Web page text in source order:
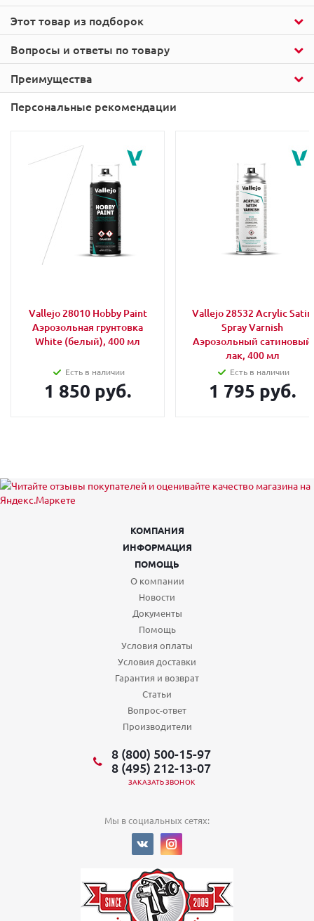
Этот товар из подборок
Вопросы и ответы по товару
Преимущества
Персональные рекомендации
Vallejo 28010 Hobby Paint
Аэрозольная грунтовка
White (белый), 400 мл
Есть в наличии
1 850 руб.
Vallejo 28532 Acrylic Satin
Spray Varnish
Аэрозольный сатиновый
лак, 400 мл
Есть в наличии
1 795 руб.
КОМПАНИЯ
ИНФОРМАЦИЯ
ПОМОЩЬ
О компании
Новости
Документы
Помощь
Условия оплаты
Условия доставки
Гарантия и возврат
Статьи
Вопрос-ответ
Производители
8 (800) 500-15-97
8 (495) 212-13-07
ЗАКАЗАТЬ ЗВОНОК
Мы в социальных сетях: